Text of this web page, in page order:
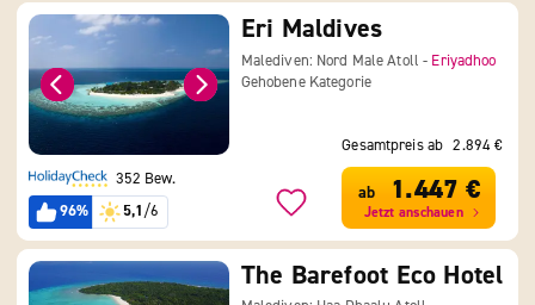
Eri Maldives
Malediven: Nord Male Atoll - Eriyadhoo
Gehobene Kategorie
352 Bew.
96%
5,1/6
Gesamtpreis ab 2.894 €
ab 1.447 €
Jetzt anschauen
The Barefoot Eco Hotel